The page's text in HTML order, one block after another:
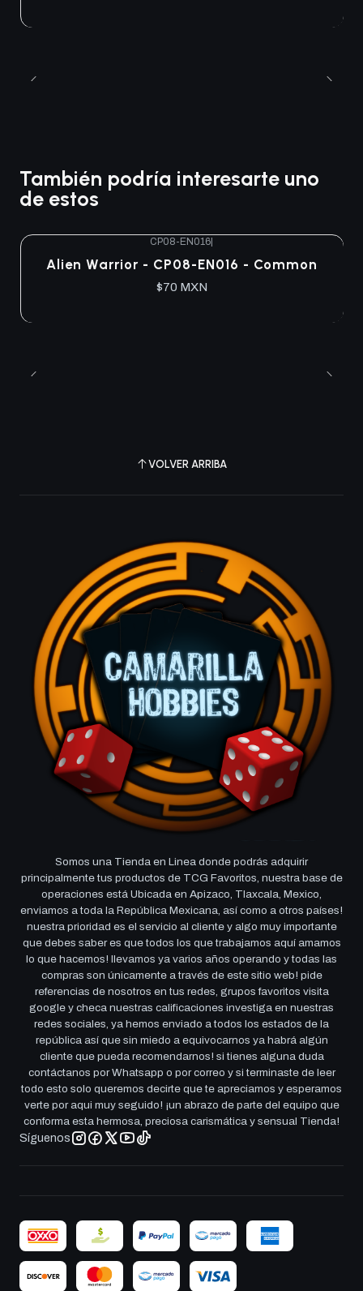
También podría interesarte uno
de estos
Agotado
CP08-EN016
Alien Warrior - CP08-EN016 - Common
$70 MXN
VOLVER ARRIBA
Somos una Tienda en Linea donde podrás adquirir
principalmente tus productos de TCG Favoritos, nuestra base de
operaciones está Ubicada en Apizaco, Tlaxcala, Mexico,
enviamos a toda la República Mexicana, así como a otros países!
nuestra prioridad es el servicio al cliente y algo muy importante
que debes saber es que todos los que trabajamos aquí amamos
lo que hacemos! llevamos ya varios años operando y todas las
compras son únicamente a través de este sitio web! pide
referencias de nosotros en tus redes, grupos favoritos visita
google y checa nuestras calificaciones investiga en nuestras
redes sociales, ya hemos enviado a todos los estados de la
república así que sin miedo a equivocarnos ya habrá algún
cliente que pueda recomendarnos! si tienes alguna duda
contáctanos por Whatsapp o por correo y si terminaste de leer
todo esto solo queremos decirte que te apreciamos y esperamos
verte por aqui muy seguido! ¡un abrazo de parte del equipo que
conforma esta hermosa, preciosa carismática y sensual Tienda!
Síguenos